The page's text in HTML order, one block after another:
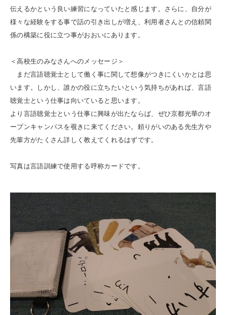
伝えるかという良い練習になっていたと感じます。さらに、自分が
様々な経験をする事で話の引き出しが増え、利用者さんとの信頼関
係の構築に役に立つ事がおおいにあります。
＜高校生のみなさんへのメッセージ＞
まだ言語聴覚士として働く事に関して想像がつきにくいかとは思
います。しかし、誰かの役に立ちたいという気持ちがあれば、言語
聴覚士という仕事は向いていると思います。
より言語聴覚士という仕事に興味が出たならば、ぜひ京都光華のオ
ープンキャンパスを覗きに来てください。頼りがいのある先生方や
先輩方がたくさん詳しく教えてくれるはずです。
写真は言語訓練で使用する呼称カードです。